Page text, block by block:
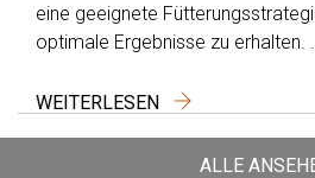
eine geeignete
optimale Ergebnisse zu erhalten.
WEITERLESEN
ALLE